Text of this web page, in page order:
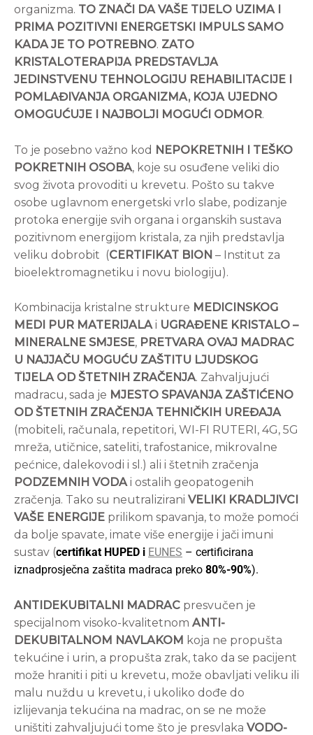
organizma. TO ZNAČI DA VAŠE TIJELO UZIMA I
PRIMA POZITIVNI ENERGETSKI IMPULS SAMO
KADA JE TO POTREBNO. ZATO
KRISTALOTERAPIJA PREDSTAVLJA
JEDINSTVENU TEHNOLOGIJU REHABILITACIJE I
POMLAĐIVANJA ORGANIZMA, KOJA UJEDNO
OMOGUĆUJE I NAJBOLJI MOGUĆI ODMOR.
To je posebno važno kod NEPOKRETNIH I TEŠKO
POKRETNIH OSOBA, koje su osuđene veliki dio
svog života provoditi u krevetu. Pošto su takve
osobe uglavnom energetski vrlo slabe, podizanje
protoka energije svih organa i organskih sustava
pozitivnom energijom kristala, za njih predstavlja
veliku dobrobit (CERTIFIKAT BION – Institut za
bioelektromagnetiku i novu biologiju).
Kombinacija kristalne strukture MEDICINSKOG
MEDI PUR MATERIJALAi UGRAĐENE KRISTALO –
MINERALNE SMJESE, PRETVARA OVAJ MADRAC
U NAJJAČU MOGUĆU ZAŠTITU LJUDSKOG
TIJELA OD ŠTETNIH ZRAČENJA. Zahvaljujući
madracu, sada je MJESTO SPAVANJA ZAŠTIĆENO
OD ŠTETNIH ZRAČENJA TEHNIČKIH UREĐAJA
(mobiteli, računala, repetitori, WI-FI RUTERI, 4G, 5G
mreža, utičnice, sateliti, trafostanice, mikrovalne
pećnice, dalekovodi i sl.) ali i štetnih zračenja
PODZEMNIH VODAi ostalih geopatogenih
zračenja. Tako su neutralizirani VELIKI KRADLJIVCI
VAŠE ENERGIJE prilikom spavanja, to može pomoći
da bolje spavate, imate više energije i jači imuni
sustav (certifikat HUPED i EUNES – certificirana
iznadprosječna zaštita madraca preko 80%-90%).
ANTIDEKUBITALNI MADRAC presvučen je
specijalnom visoko-kvalitetnom ANTI-
DEKUBITALNOM NAVLAKOM koja ne propušta
tekućine i urin, a propušta zrak, tako da se pacijent
može hraniti i piti u krevetu, može obavljati veliku ili
malu nuždu u krevetu, i ukoliko dođe do
izlijevanja tekućina na madrac, on se ne može
uništiti zahvaljujući tome što je presvlaka VODO-